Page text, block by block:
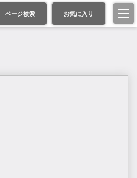
ページ検索 お気に入り